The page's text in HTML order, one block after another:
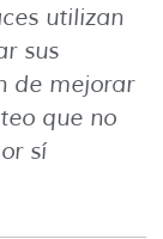
utilizan
sus
de mejorar
que no
sí